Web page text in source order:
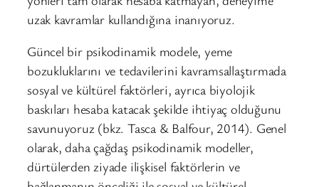
uzak kavramlar kullandığına inanıyoruz.
Güncel bir psikodinamik modele, yeme
bozukluklarını ve tedavilerini kavramsallaştırmada
sosyal ve kültürel faktörleri, ayrıca biyolojik
baskıları hesaba katacak şekilde ihtiyaç olduğunu
savunuyoruz (bkz. Tasca & Balfour, 2014). Genel
olarak, daha çağdaş psikodinamik modeller,
dürtülerden ziyade ilişkisel faktörlerin ve